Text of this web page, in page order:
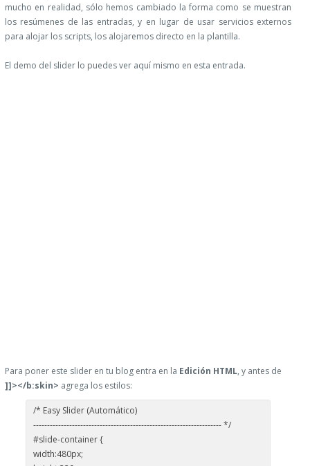
mucho en realidad, sólo hemos cambiado la forma como se muestran
los resúmenes de las entradas, y en lugar de usar servicios externos
para alojar los scripts, los alojaremos directo en la plantilla.
El demo del slider lo puedes ver aquí mismo en esta entrada.
Para poner este slider en tu blog entra en la Edición HTML, y antes de
]]></b:skin> agrega los estilos:
/* Easy Slider (Automático)
-------------------------------------------------------------------- */
#slide-container {
width:480px;